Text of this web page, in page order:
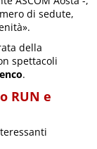
di sedute,
della
spettacoli
.
RUN e